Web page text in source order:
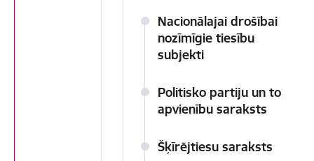
Nacionālajai drošībai
nozīmīgie tiesību
subjekti
Politisko partiju un to
apvienību saraksts
Šķīrējtiesu saraksts